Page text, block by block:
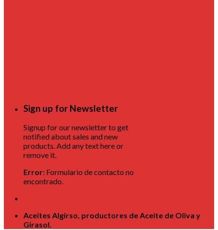
Sign up for Newsletter
Signup for our newsletter to get
notified about sales and new
products. Add any text here or
remove it.
Error: Formulario de contacto no
encontrado.
Aceites Algirso, productores de Aceite de Oliva y
Girasol.